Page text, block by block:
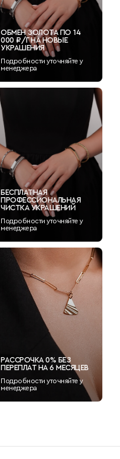
ОБМЕН ЗОЛОТА ПО 14
000 ₽/Г НА НОВЫЕ
УКРАШЕНИЯ
Подробности уточняйте у
менеджера
БЕСПЛАТНАЯ
ПРОФЕССИОНАЛЬНАЯ
ЧИСТКА УКРАШЕНИЙ
Подробности уточняйте у
менеджера
РАССРОЧКА 0% БЕЗ
ПЕРЕПЛАТ НА 6 МЕСЯЦЕВ
Подробности уточняйте у
менеджера